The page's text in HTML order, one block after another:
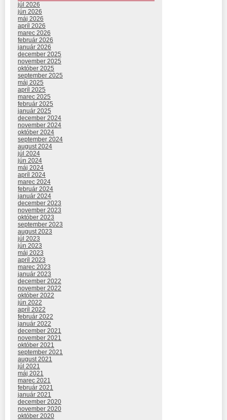
júl 2026
jún 2026
máj 2026
apríl 2026
marec 2026
február 2026
január 2026
december 2025
november 2025
október 2025
september 2025
máj 2025
apríl 2025
marec 2025
február 2025
január 2025
december 2024
november 2024
október 2024
september 2024
august 2024
júl 2024
jún 2024
máj 2024
apríl 2024
marec 2024
február 2024
január 2024
december 2023
november 2023
október 2023
september 2023
august 2023
júl 2023
jún 2023
máj 2023
apríl 2023
marec 2023
január 2023
december 2022
november 2022
október 2022
jún 2022
apríl 2022
február 2022
január 2022
december 2021
november 2021
október 2021
september 2021
august 2021
júl 2021
máj 2021
marec 2021
február 2021
január 2021
december 2020
november 2020
október 2020